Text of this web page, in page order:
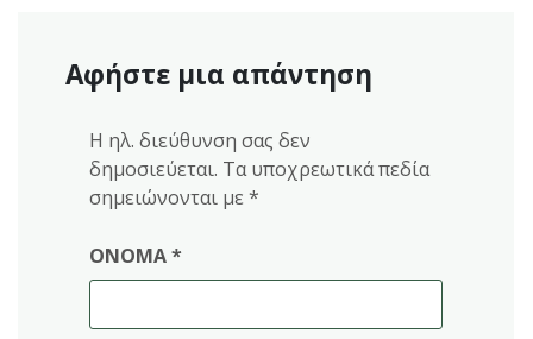
Αφήστε μια απάντηση
Η ηλ. διεύθυνση σας δεν
δημοσιεύεται. Τα υποχρεωτικά πεδία
σημειώνονται με *
ΌΝΟΜΑ*